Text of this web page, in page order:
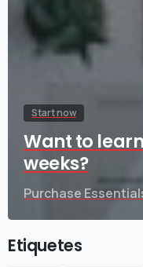
Start now
Want to
weeks?
Purchase
Etiquetes